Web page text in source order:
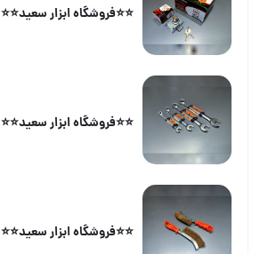
⭐️⭐️فروشگاه ابزار سعید⭐️⭐️
⭐️⭐️فروشگاه ابزار سعید⭐️⭐️
⭐️⭐️فروشگاه ابزار سعید⭐️⭐️